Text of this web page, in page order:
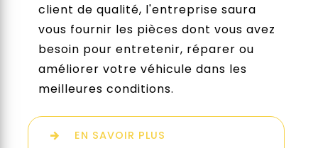
client de qualité, l'entreprise saura
vous fournir les pièces dont vous avez
besoin pour entretenir, réparer ou
améliorer votre véhicule dans les
meilleures conditions.
EN SAVOIR PLUS